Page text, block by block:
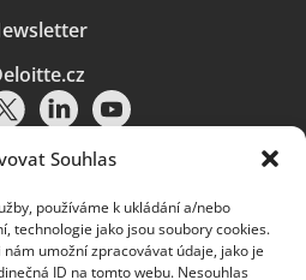
Souhlas
používáme k ukládání a/nebo
technologie jako jsou soubory cookies.
umožní zpracovávat údaje, jako je
ID na tomto webu. Nesouhlas
údajů|Soubory cookies |